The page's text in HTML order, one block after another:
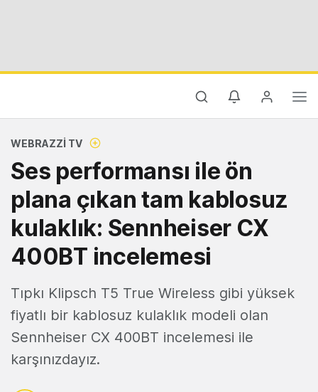
WEBRAZZI TV
Ses performansı ile ön
plana çıkan tam kablosuz
kulaklık: Sennheiser CX
400BT incelemesi
Tıpkı Klipsch T5 True Wireless gibi yüksek
fiyatlı bir kablosuz kulaklık modeli olan
Sennheiser CX 400BT incelemesi ile
karşınızdayız.